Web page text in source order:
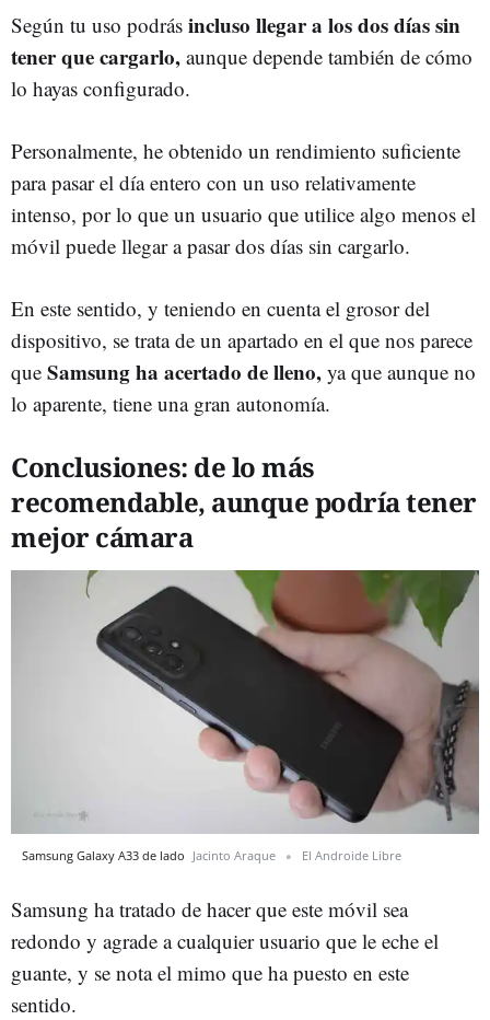
Según tu uso podrás incluso llegar a los dos días sin
tener que cargarlo, aunque depende también de cómo
lo hayas configurado.
Personalmente, he obtenido un rendimiento suficiente
para pasar el día entero con un uso relativamente
intenso, por lo que un usuario que utilice algo menos el
móvil puede llegar a pasar dos días sin cargarlo.
En este sentido, y teniendo en cuenta el grosor del
dispositivo, se trata de un apartado en el que nos parece
que Samsung ha acertado de lleno, ya que aunque no
lo aparente, tiene una gran autonomía.
Conclusiones: de lo más
recomendable, aunque podría tener
mejor cámara
Samsung Galaxy A33 de lado Jacinto Araque El Androide Libre
Samsung ha tratado de hacer que este móvil sea
redondo y agrade a cualquier usuario que le eche el
guante, y se nota el mimo que ha puesto en este
sentido.